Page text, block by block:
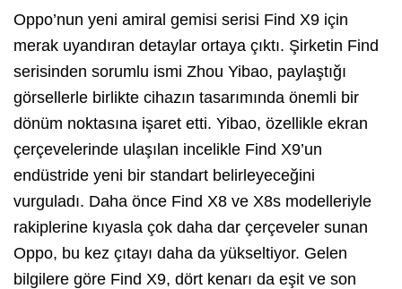
Oppo’nun yeni amiral gemisi serisi Find X9 için
merak uyandıran detaylar ortaya çıktı. Şirketin Find
serisinden sorumlu ismi Zhou Yibao, paylaştığı
görsellerle birlikte cihazın tasarımında önemli bir
dönüm noktasına işaret etti. Yibao, özellikle ekran
çerçevelerinde ulaşılan incelikle Find X9’un
endüstride yeni bir standart belirleyeceğini
vurguladı. Daha önce Find X8 ve X8s modelleriyle
rakiplerine kıyasla çok daha dar çerçeveler sunan
Oppo, bu kez çıtayı daha da yükseltiyor. Gelen
bilgilere göre Find X9, dört kenarı da eşit ve son